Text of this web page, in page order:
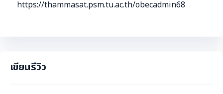
https://thammasat.psm.tu.ac.th/obecadmin68
เขียนรีวิว